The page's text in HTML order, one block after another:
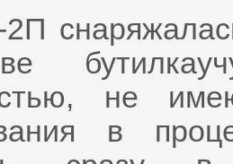
2П
не
в